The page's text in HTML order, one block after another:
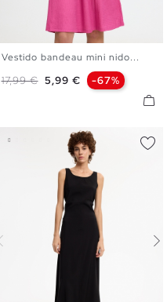
Vestido bandeau mini nido...
Precio base
17,99 € Precio
5,99 € -67%